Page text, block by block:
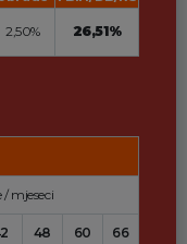
2,50% 26,51%
mjeseci
48 60 66